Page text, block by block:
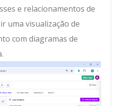
e relacionamentos de
uma visualização de
com diagramas de